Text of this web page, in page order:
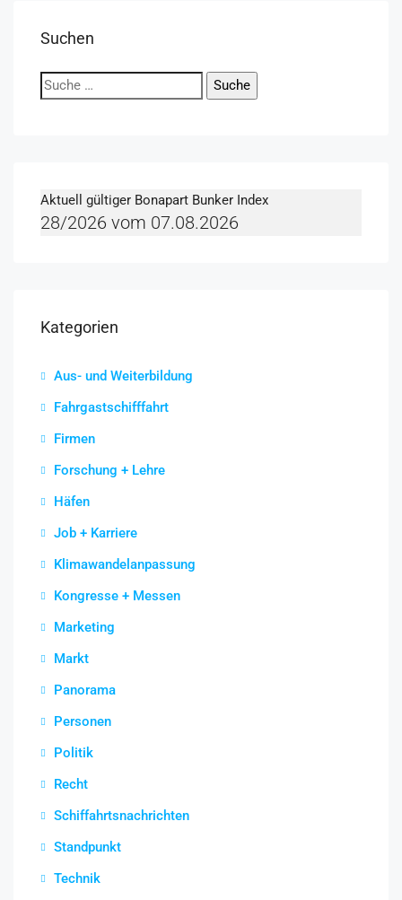
Suchen
Suchen
nach:
Aktuell gültiger Bonapart Bunker Index
28/2026 vom 07.08.2026
Kategorien
Aus- und Weiterbildung
Fahrgastschifffahrt
Firmen
Forschung + Lehre
Häfen
Job + Karriere
Klimawandelanpassung
Kongresse + Messen
Marketing
Markt
Panorama
Personen
Politik
Recht
Schiffahrtsnachrichten
Standpunkt
Technik